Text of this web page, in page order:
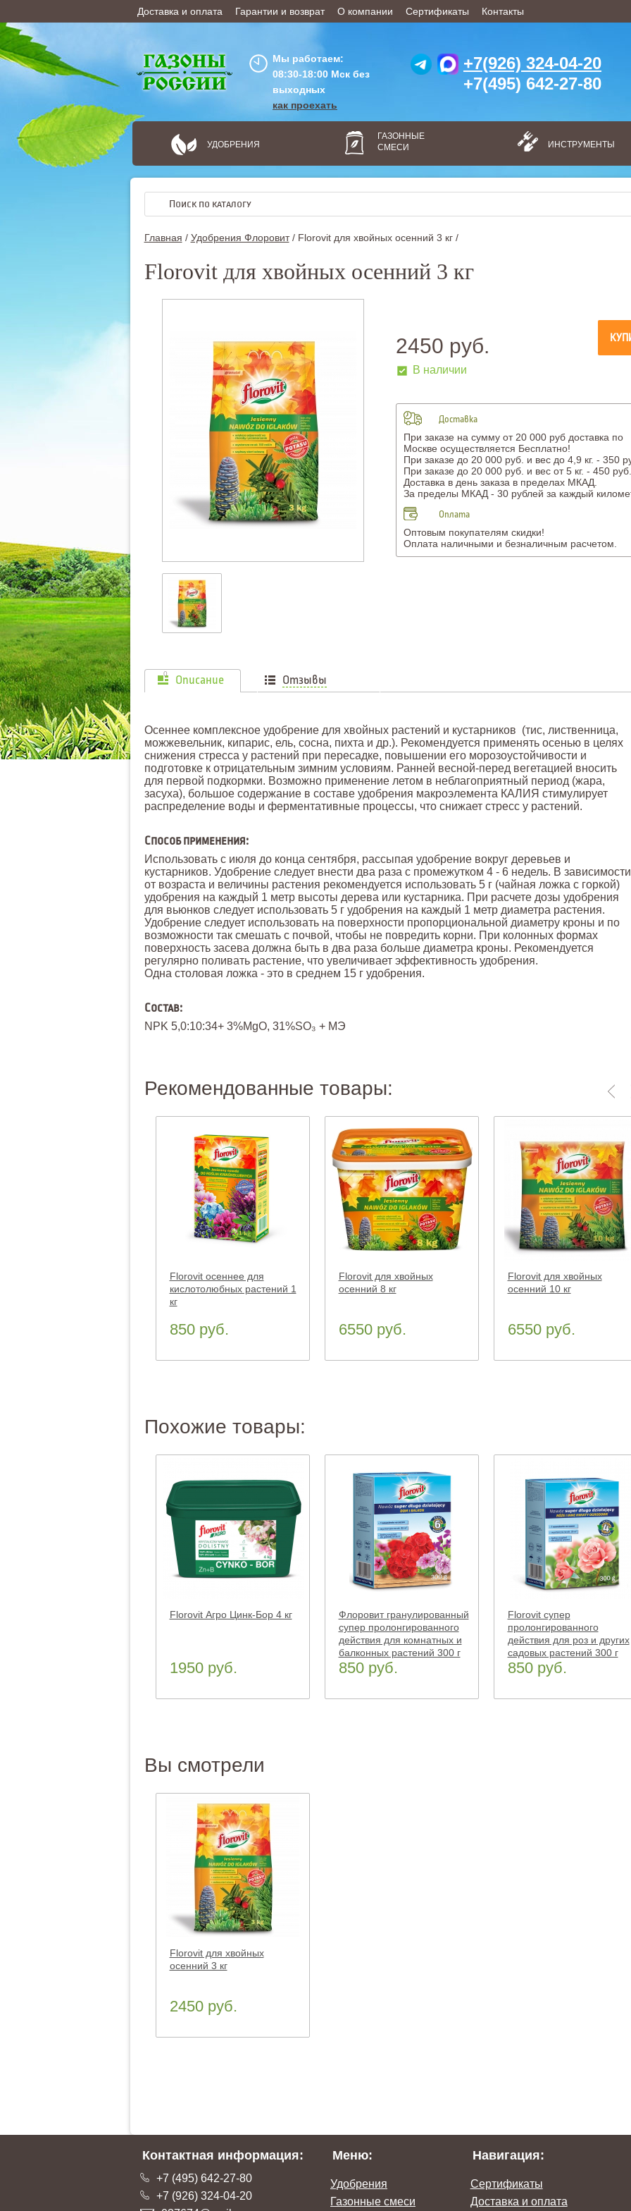
Доставка и оплата Гарантии и возврат О компании Сертификаты Контакты
ОФОРМИТЬ ЗАКАЗ
Мы работаем:
08:30-18:00 Мск без
выходных
как проехать
+7(926) 324-04-20
+7(495) 642-27-80
УДОБРЕНИЯ
ГАЗОННЫЕ
СМЕСИ
ИНСТРУМЕНТЫ
Главная / Удобрения Флоровит/ Florovit для хвойных осенний 3 кг /
Florovit для хвойных осенний 3 кг
Доставка
При заказе на сумму от 20 000 руб доставка по
Москве осуществляется Бесплатно!
При заказе до 20 000 руб. и вес до 4,9 кг. - 350
При заказе до 20 000 руб. и вес от 5 кг. - 450 руб.
Доставка в день заказа в пределах МКАД.
За пределы МКАД - 30 рублей за каждый
Оплата
Оптовым покупателям скидки!
Оплата наличными и безналичным расчетом.
2450 руб.
В наличии
Описание Отзывы
0
Осеннее комплексное удобрение для хвойных растений и кустарников (тис, лиственница,
можжевельник, кипарис, ель, сосна, пихта и др.). Рекомендуется применять осенью в целях
снижения стресса у растений при пересадке, повышении его морозоустойчивости и
подготовке к отрицательным зимним условиям. Ранней весной-перед вегетацией вносить
для первой подкормки. Возможно применение летом в неблагоприятный период (жара,
засуха), большое содержание в составе удобрения макроэлемента КАЛИЯ стимулирует
распределение воды и ферментативные процессы, что снижает стресс у растений.
Способ применения:
Использовать с июля до конца сентября, рассыпая удобрение вокруг деревьев и
кустарников. Удобрение следует внести два раза с промежутком 4 - 6 недель. В зависимости
от возраста и величины растения рекомендуется использовать 5 г (чайная ложка с горкой)
удобрения на каждый 1 метр высоты дерева или кустарника. При расчете дозы удобрения
для вьюнков следует использовать 5 г удобрения на каждый 1 метр диаметра растения.
Удобрение следует использовать на поверхности пропорциональной диаметру кроны и по
возможности так смешать с почвой, чтобы не повредить корни. При колонных формах
поверхность засева должна быть в два раза больше диаметра кроны. Рекомендуется
регулярно поливать растение, что увеличивает эффективность удобрения.
Одна столовая ложка - это в среднем 15 г удобрения.
Состав:
NPK 5,0:10:34+ 3%MgO, 31%SO₃ + МЭ
Рекомендованные товары:
Florovit осеннее для
кислотолюбных растений 1
кг
850 руб.
Florovit для хвойных
осенний 8 кг
6550 руб.
Florovit для хвойных
осенний 10 кг
6550 руб.
Похожие товары:
Florovit Агро Цинк-Бор 4 кг
1950 руб.
Флоровит гранулированный
супер пролонгированного
действия для комнатных и
балконных растений 300 г
850 руб.
Florovit супер
пролонгированного
действия для роз и других
садовых растений 300 г
850 руб.
Вы смотрели
Florovit для хвойных
осенний 3 кг
2450 руб.
Контактная информация:
+7 (495) 642-27-80
+7 (926) 324-04-20
Меню:
Удобрения
Газонные смеси
Навигация:
Сертификаты
Доставка и оплата